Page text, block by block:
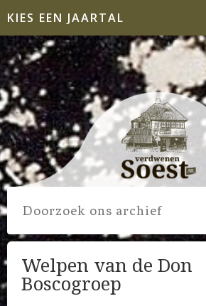
KIES EEN JAARTAL
Welpen van de Don
Boscogroep